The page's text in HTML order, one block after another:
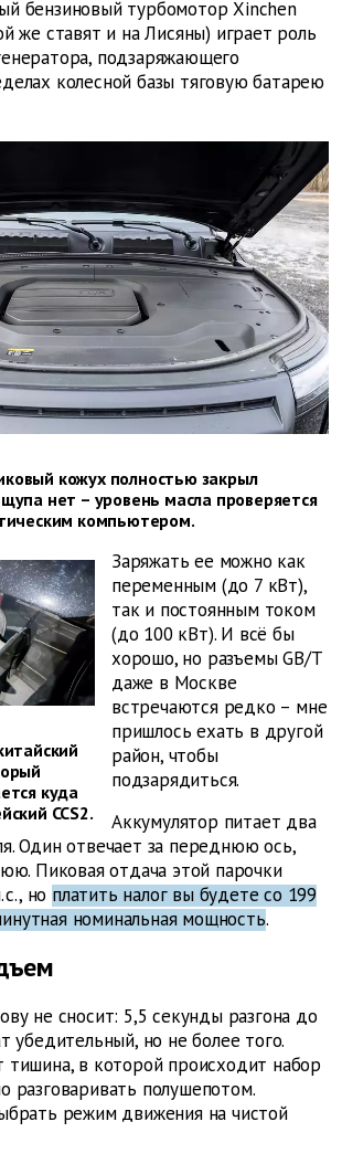
бензиновый турбомотор Xinchen
же ставят и на Лисяны) играет роль
подзаряжающего
колесной базы тяговую батарею
кожух полностью закрыл
нет – уровень масла проверяется
компьютером.
куда
CCS2.
Заряжать ее можно как
переменным (до 7 кВт),
так и постоянным током
(до 100 кВт). И всё бы
хорошо, но разъемы GB/T
даже в Москве
встречаются редко – мне
пришлось ехать в другой
район, чтобы
подзарядиться.
Аккумулятор питает два
Один отвечает за переднюю ось,
Пиковая отдача этой парочки
с., но платить налог вы будете со 199
номинальная мощность.
не сносит: 5,5 секунды разгона до
убедительный, но не более того.
тишина, в которой происходит набор
разговаривать полушепотом.
режим движения на чистой